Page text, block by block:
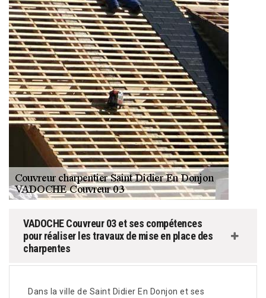
VADOCHE Couvreur 03 et ses compétences
pour réaliser les travaux de mise en place des
charpentes
Dans la ville de Saint Didier En Donjon et ses